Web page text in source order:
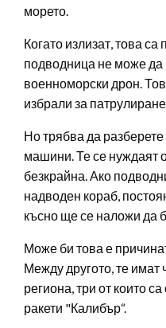
морето.
Когато излизат, това
подводница не може да
военноморски дрон.
избрали за
Но трябва да
машини. Те се нуждаят
безкрайна. Ако
надводен кораб,
късно ще се наложи да
Може би това е
Между другото, те имат
региона, три от които
ракети "Калибър“.